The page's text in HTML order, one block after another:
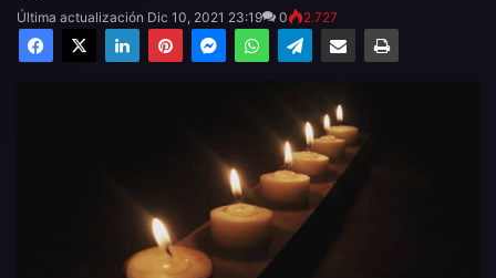
Última actualización Dic 10, 2021 23:19 0 2.727
Facebook
X LinkedInPinterestMessengerWhatsAppTelegramCompartir por email Imprimir